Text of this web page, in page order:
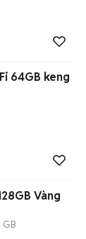
64GB keng
Vàng
GB